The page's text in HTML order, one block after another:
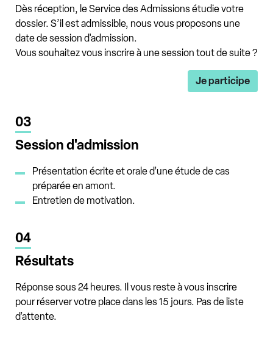
Dès réception, le Service des Admissions étudie votre
dossier. S’il est admissible, nous vous proposons une
date de session d'admission.
Vous souhaitez vous inscrire à une session tout de suite ?
Je participe
03
Session d'admission
Présentation écrite et orale d’une étude de cas
préparée en amont.
Entretien de motivation.
04
Résultats
Réponse sous 24 heures. Il vous reste à vous inscrire
pour réserver votre place dans les 15 jours. Pas de liste
d’attente.